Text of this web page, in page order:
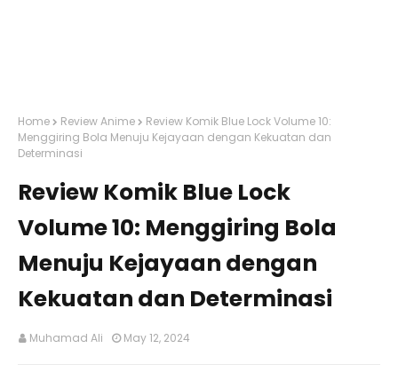
Home Review Anime
Review Komik Blue Lock Volume 10:
Menggiring Bola Menuju Kejayaan dengan Kekuatan dan
Determinasi
Review Komik Blue Lock
Volume 10: Menggiring Bola
Menuju Kejayaan dengan
Kekuatan dan Determinasi
Muhamad Ali May 12, 2024